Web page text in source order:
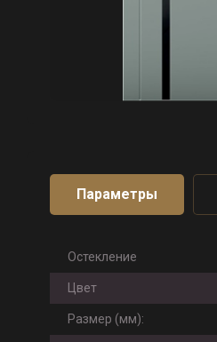
Параметры
Остекление
Цвет
Размер (мм):